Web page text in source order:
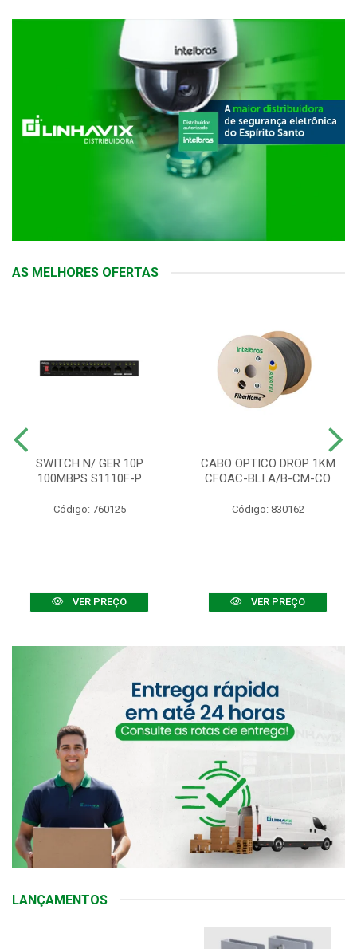
AS MELHORES OFERTAS
SWITCH N/ GER 10P
100MBPS S1110F-P
Código: 760125
VER PREÇO
CABO OPTICO DROP 1KM
CFOAC-BLI A/B-CM-CO
Código: 830162
VER PREÇO
LANÇAMENTOS